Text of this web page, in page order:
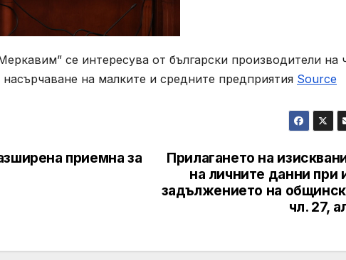
се интересува от български производители на
на малките и средните предприятия Source
Прилагането на
на личните данни при
задължението на
чл. 27,
приемна за